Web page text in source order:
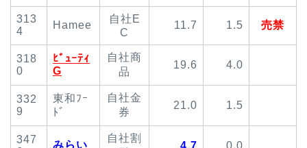
313
4
Hamee
自社E
C
11.7 1.5 売禁
318
0
ﾋﾞｭｰﾃｨ
G
自社商
品
19.6 4.0
332
9
東和ﾌｰ
ﾄﾞ
自社金
券
21.0 1.5
347
みらい
自社割